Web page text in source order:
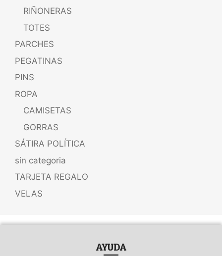
RIÑONERAS
TOTES
PARCHES
PEGATINAS
PINS
ROPA
CAMISETAS
GORRAS
SÁTIRA POLÍTICA
sin categoria
TARJETA REGALO
VELAS
AYUDA